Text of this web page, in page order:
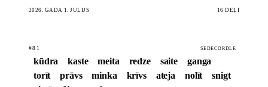
2026. GADA 1. JŪLIJS 16 DĒĻI
#81 SEDECORDLE
kūdra kaste meita redze saite
ganga
torīt
prāvs minka krīvs ateja nolīt
snigt